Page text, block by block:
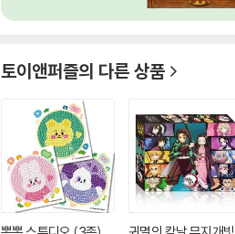
토이앤퍼즐의 다른 상품